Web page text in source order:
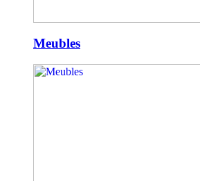
Meubles